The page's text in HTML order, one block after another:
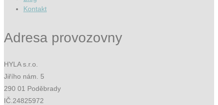
Kontakt
Adresa provozovny
HYLA s.r.o.
Jiřího nám. 5
290 01 Poděbrady
IČ.24825972